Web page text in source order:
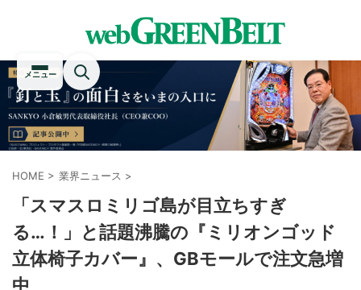
メニュー
HOME > 業界ニュース >
「スマスロミリゴ島が目立ちすぎ
る…！」と話題沸騰の『ミリオンゴッド
立体椅子カバー』、GBモールで注文急増
中